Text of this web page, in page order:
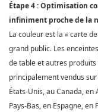
Étape 4 : Optimisation
infiniment proche de la
La couleur est la « carte
grand public. Les
de table et autres
principalement vendus
États-Unis, au Canada,
Pays-Bas, en Espagne,